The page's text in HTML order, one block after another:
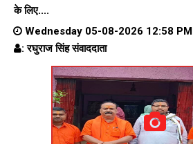
के लिए....
Wednesday 05-08-2026 12:58 PM
: रघुराज सिंह संवाददाता